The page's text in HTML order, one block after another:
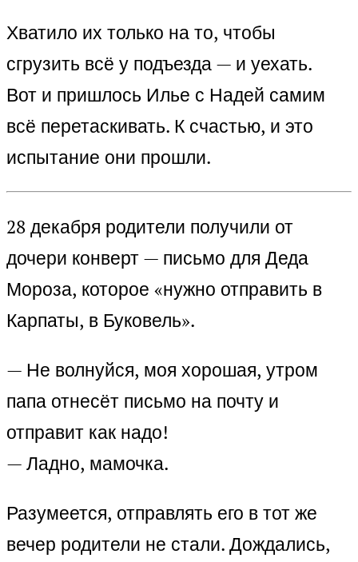
Хватило их только на то, чтобы
сгрузить всё у подъезда — и уехать.
Вот и пришлось Илье с Надей самим
всё перетаскивать. К счастью, и это
испытание они прошли.
28 декабря родители получили от
дочери конверт — письмо для Деда
Мороза, которое «нужно отправить в
Карпаты, в Буковель».
— Не волнуйся, моя хорошая, утром
папа отнесёт письмо на почту и
отправит как надо!
— Ладно, мамочка.
Разумеется, отправлять его в тот же
вечер родители не стали. Дождались,